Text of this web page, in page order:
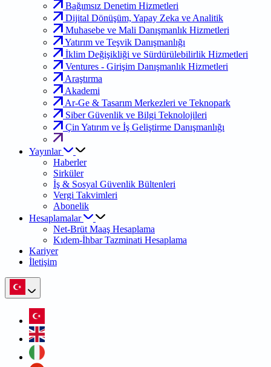
Bağımsız Denetim Hizmetleri
Dijital Dönüşüm, Yapay Zeka ve Analitik
Muhasebe ve Mali Danışmanlık Hizmetleri
Yatırım ve Teşvik Danışmanlığı
İklim Değişikliği ve Sürdürülebilirlik Hizmetleri
Ventures - Girişim Danışmanlık Hizmetleri
Araştırma
Akademi
Ar-Ge & Tasarım Merkezleri ve Teknopark
Siber Güvenlik ve Bilgi Teknolojileri
Çin Yatırım ve İş Geliştirme Danışmanlığı
Yayınlar
Haberler
Sirküler
İş & Sosyal Güvenlik Bültenleri
Vergi Takvimleri
Abonelik
Hesaplamalar
Net-Brüt Maaş Hesaplama
Kıdem-İhbar Tazminati Hesaplama
Kariyer
İletişim